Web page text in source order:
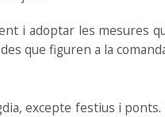
i adoptar les mesures
que figuren a la
excepte festius i